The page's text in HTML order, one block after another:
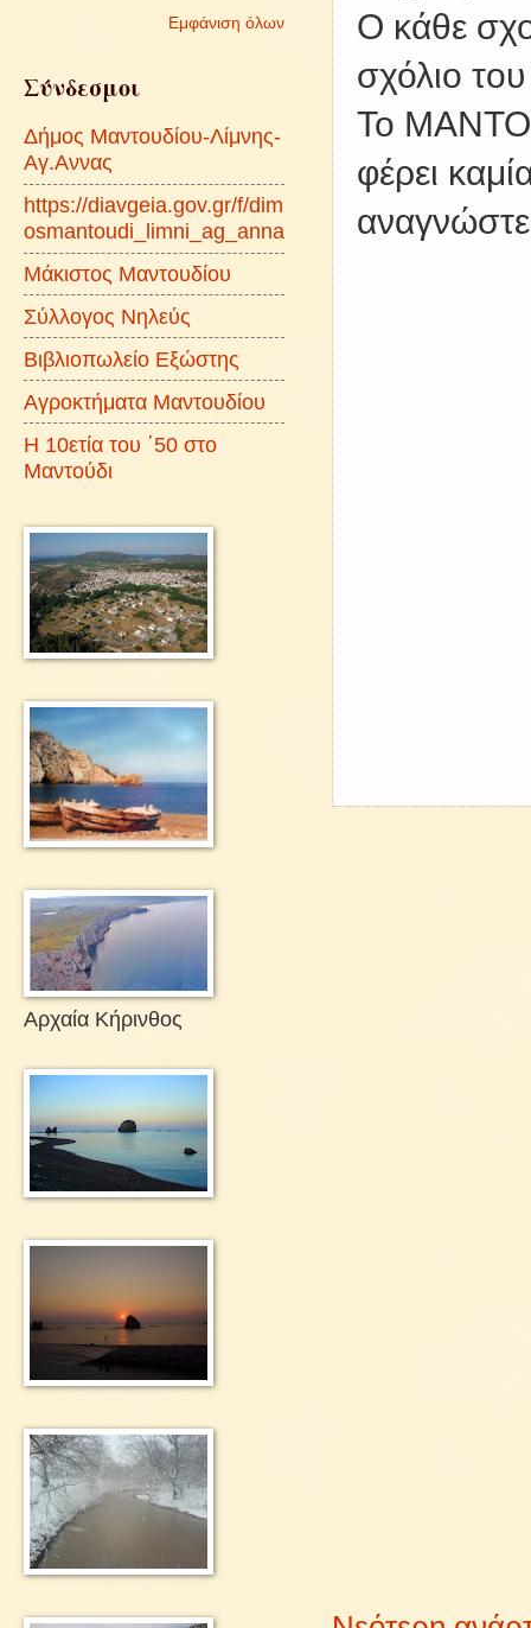
Ο κάθε
σχόλιο
Το
φέρει
Εμφάνιση όλων
Σύνδεσμοι
Δήμος Μαντουδίου-Λίμνης-
Αγ.Αννας
https://diavgeia.gov.gr/f/dim
osmantoudi_limni_ag_anna
Μάκιστος Μαντουδίου
Σύλλογος Νηλεύς
Βιβλιοπωλείο Εξώστης
Αγροκτήματα Μαντουδίου
Η 10ετία του ΄50 στο
Μαντούδι
Αρχαία Κήρινθος